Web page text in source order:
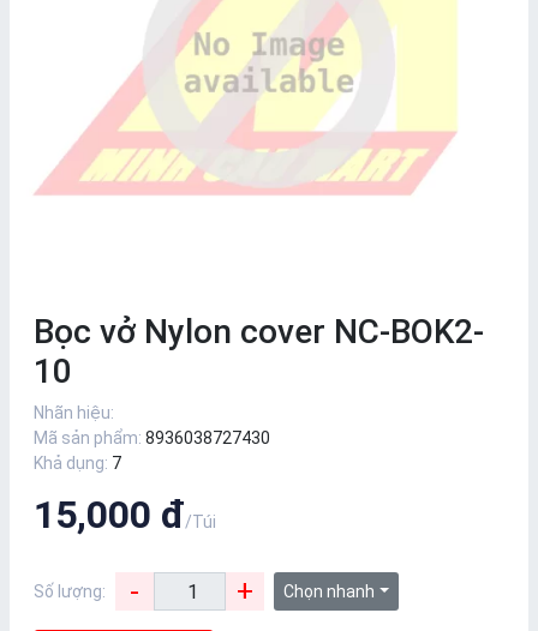
Bọc vở Nylon cover NC-BOK2-
10
Nhãn hiệu:
Mã sản phẩm: 8936038727430
Khả dụng: 7
15,000 đ/Túi
Số lượng: - + Chọn nhanh